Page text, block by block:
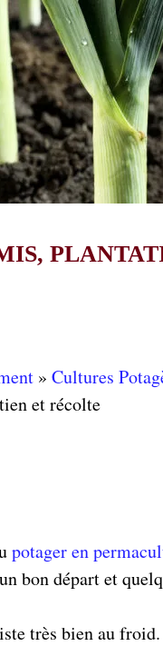
» Cultures
et récolte
potager en
bon départ et
très bien au